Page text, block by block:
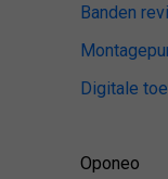
Banden
Digitale
Oponeo